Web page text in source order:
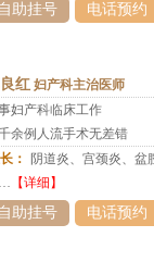
自助挂号 电话预约
红妇产科主治医师
妇产科临床工作
余例人流手术无差错
：
阴道炎、宫颈炎、盆
【详细】
自助挂号 电话预约